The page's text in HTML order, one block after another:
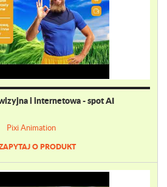
i internetowa - spot AI
Pixi Animation
O PRODUKT